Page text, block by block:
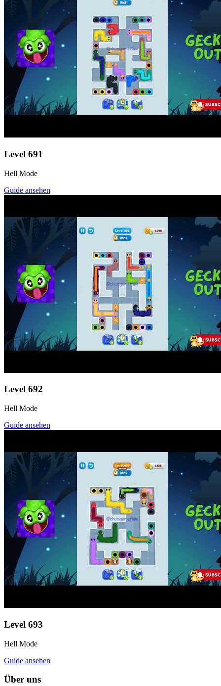
Level 691
Hell Mode
Guide ansehen
Level 692
Hell Mode
Guide ansehen
Level 693
Hell Mode
Guide ansehen
Über uns